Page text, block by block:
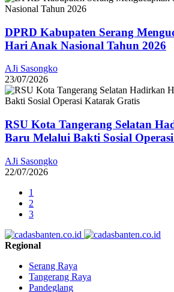
DPRD Kabupaten Serang
Hari Anak Nasional Tahun 2026
AJi Sasongko
23/07/2026
RSU Kota Tangerang Selatan
Baru Melalui Bakti Sosial
AJi Sasongko
22/07/2026
1
2
3
Regional
Serang Raya
Tangerang Raya
Pandeglang